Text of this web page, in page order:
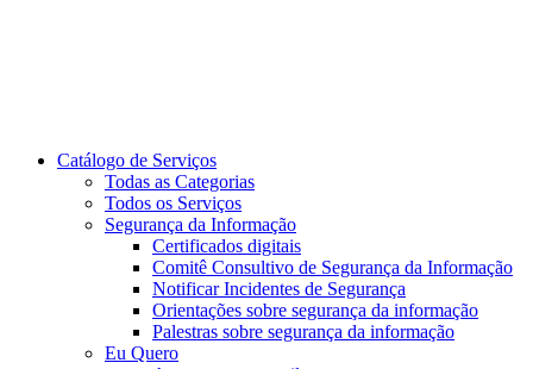
Catálogo de Serviços
Todas as Categorias
Todos os Serviços
Segurança da Informação
Certificados digitais
Comitê Consultivo de Segurança da Informação
Notificar Incidentes de Segurança
Orientações sobre segurança da informação
Palestras sobre segurança da informação
Eu Quero